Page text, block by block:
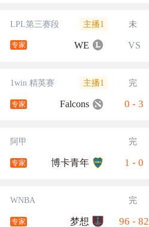
LPL第三赛段 主播1 未
专家 WE VS
1win 精英赛 主播1 完
专家 Falcons 0 - 3
阿甲 完
专家 博卡青年 1 - 0
WNBA 完
专家 梦想 96 - 82